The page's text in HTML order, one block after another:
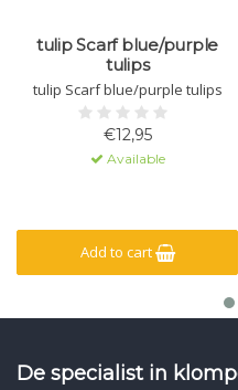
tulip Scarf blue/purple
tulips
tulip Scarf blue/purple tulips
€12,95
Available
Add to cart
De specialist in